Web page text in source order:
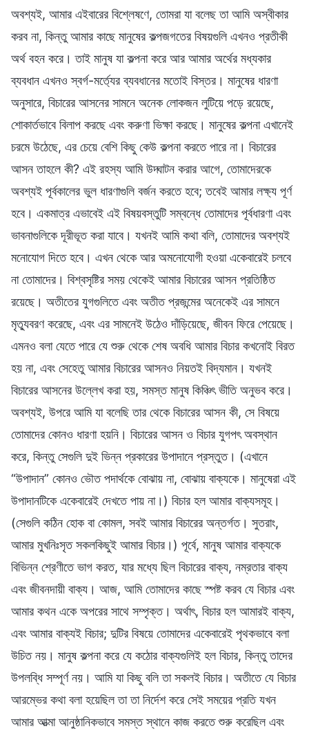
অবশ্যই, আমার এইবারের বিশ্লেষণে, তোমরা যা বলেছ তা আমি অস্বীকার
করব না, কিন্তু আমার কাছে মানুষের কল্পজগতের বিষয়গুলি এখনও প্রতীকী
অর্থ বহন করে। তাই মানুষ যা কল্পনা করে আর আমার অর্থের মধ্যকার
ব্যবধান এখনও স্বর্গ-মর্ত্যের ব্যবধানের মতোই বিস্তর। মানুষের ধারণা
অনুসারে, বিচারের আসনের সামনে অনেক লোকজন লুটিয়ে পড়ে রয়েছে,
শোকার্তভাবে বিলাপ করছে এবং করুণা ভিক্ষা করছে। মানুষের কল্পনা এখানেই
চরমে উঠেছে, এর চেয়ে বেশি কিছু কেউ কল্পনা করতে পারে না। বিচারের
আসন তাহলে কী? এই রহস্য আমি উদ্ঘাটন করার আগে, তোমাদেরকে
অবশ্যই পূর্বকালের ভুল ধারণাগুলি বর্জন করতে হবে; তবেই আমার লক্ষ্য পূর্ণ
হবে। একমাত্র এভাবেই এই বিষয়বস্তুটি সম্বন্ধে তোমাদের পূর্বধারণা এবং
ভাবনাগুলিকে দূরীভূত করা যাবে। যখনই আমি কথা বলি, তোমাদের অবশ্যই
মনোযোগ দিতে হবে। এখন থেকে আর অমনোযোগী হওয়া একেবারেই চলবে
না তোমাদের। বিশ্বসৃষ্টির সময় থেকেই আমার বিচারের আসন প্রতিষ্ঠিত
রয়েছে। অতীতের যুগগুলিতে এবং অতীত প্রজন্মের অনেকেই এর সামনে
মৃত্যুবরণ করেছে, এবং এর সামনেই উঠেও দাঁড়িয়েছে, জীবন ফিরে পেয়েছে।
এমনও বলা যেতে পারে যে শুরু থেকে শেষ অবধি আমার বিচার কখনোই বিরত
হয় না, এবং সেহেতু আমার বিচারের আসনও নিয়তই বিদ্যমান। যখনই
বিচারের আসনের উল্লেখ করা হয়, সমস্ত মানুষ কিঞ্চিৎ ভীতি অনুভব করে।
অবশ্যই, উপরে আমি যা বলেছি তার থেকে বিচারের আসন কী, সে বিষয়ে
তোমাদের কোনও ধারণা হয়নি। বিচারের আসন ও বিচার যুগপৎ অবস্থান
করে, কিন্তু সেগুলি দুই ভিন্ন প্রকারের উপাদানে প্রস্তুত। (এখানে
“উপাদান” কোনও ভৌত পদার্থকে বোঝায় না, বোঝায় বাক্যকে। মানুষেরা এই
উপাদানটিকে একেবারেই দেখতে পায় না।) বিচার হল আমার বাক্যসমূহ।
(সেগুলি কঠিন হোক বা কোমল, সবই আমার বিচারের অন্তর্গত। সুতরাং,
আমার মুখনিঃসৃত সকলকিছুই আমার বিচার।) পূর্বে, মানুষ আমার বাক্যকে
বিভিন্ন শ্রেণীতে ভাগ করত, যার মধ্যে ছিল বিচারের বাক্য, নম্রতার বাক্য
এবং জীবনদায়ী বাক্য। আজ, আমি তোমাদের কাছে স্পষ্ট করব যে বিচার এবং
আমার কথন একে অপরের সাথে সম্পৃক্ত। অর্থাৎ, বিচার হল আমারই বাক্য,
এবং আমার বাক্যই বিচার; দুটির বিষয়ে তোমাদের একেবারেই পৃথকভাবে বলা
উচিত নয়। মানুষ কল্পনা করে যে কঠোর বাক্যগুলিই হল বিচার, কিন্তু তাদের
উপলব্ধি সম্পূর্ণ নয়। আমি যা কিছু বলি তা সকলই বিচার। অতীতে যে বিচার
আরম্ভের কথা বলা হয়েছিল তা তা নির্দেশ করে সেই সময়ের প্রতি যখন
আমার আত্মা আনুষ্ঠানিকভাবে সমস্ত স্থানে কাজ করতে শুরু করেছিল এবং